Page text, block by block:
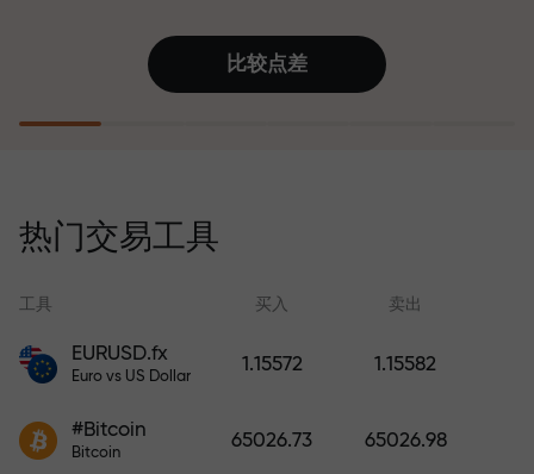
值账户即可获得iPhone、MacBook
或梦想旅行
证6个月内利润增长3倍。放心交易—
您的资金受到保护！
奖金。X1000不是印刷错误。存款
比较点差
热门交易工具
工具 买入 卖出
EURUSD.fx
Euro vs US Dollar
1.15572 1.15582
#Bitcoin
Bitcoin
65026.73 65026.98